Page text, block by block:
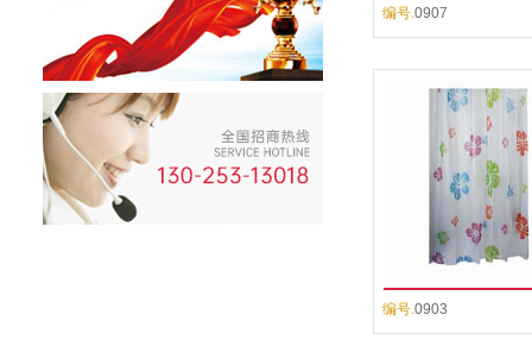
编号.0907
编号.0903